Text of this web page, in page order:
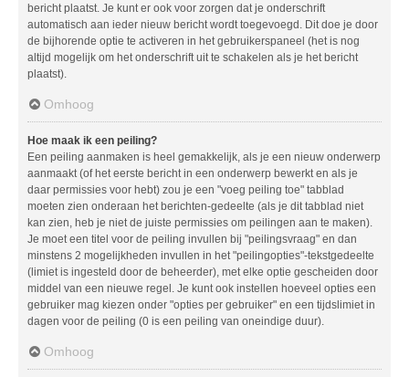
bericht plaatst. Je kunt er ook voor zorgen dat je onderschrift
automatisch aan ieder nieuw bericht wordt toegevoegd. Dit doe je door
de bijhorende optie te activeren in het gebruikerspaneel (het is nog
altijd mogelijk om het onderschrift uit te schakelen als je het bericht
plaatst).
Omhoog
Hoe maak ik een peiling?
Een peiling aanmaken is heel gemakkelijk, als je een nieuw onderwerp
aanmaakt (of het eerste bericht in een onderwerp bewerkt en als je
daar permissies voor hebt) zou je een "voeg peiling toe" tabblad
moeten zien onderaan het berichten-gedeelte (als je dit tabblad niet
kan zien, heb je niet de juiste permissies om peilingen aan te maken).
Je moet een titel voor de peiling invullen bij "peilingsvraag" en dan
minstens 2 mogelijkheden invullen in het "peilingopties"-tekstgedeelte
(limiet is ingesteld door de beheerder), met elke optie gescheiden door
middel van een nieuwe regel. Je kunt ook instellen hoeveel opties een
gebruiker mag kiezen onder "opties per gebruiker" en een tijdslimiet in
dagen voor de peiling (0 is een peiling van oneindige duur).
Omhoog